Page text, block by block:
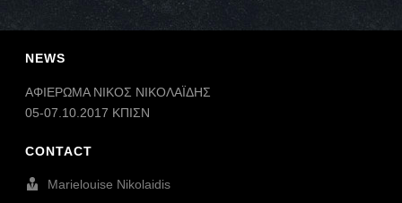
NEWS
ΑΦΙΕΡΩΜΑ ΝΙΚΟΣ ΝΙΚΟΛΑΪΔΗΣ
05-07.10.2017 ΚΠΙΣΝ
CONTACT
Marielouise Nikolaidis